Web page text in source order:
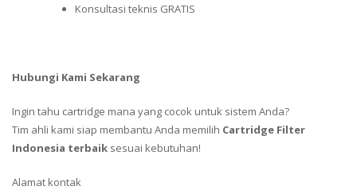
Konsultasi teknis GRATIS
Hubungi Kami Sekarang
Ingin tahu cartridge mana yang cocok untuk sistem Anda?
Tim ahli kami siap membantu Anda memilih Cartridge Filter
Indonesia terbaik sesuai kebutuhan!
Alamat kontak